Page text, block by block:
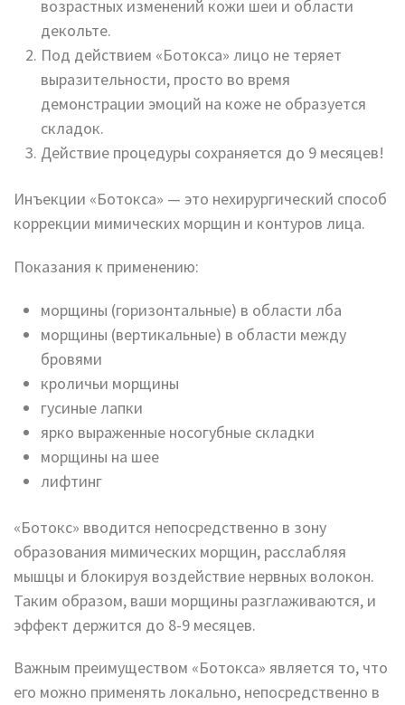
возрастных изменений кожи шеи и области
декольте.
Под действием «Ботокса» лицо не теряет
выразительности, просто во время
демонстрации эмоций на коже не образуется
складок.
Действие процедуры сохраняется до 9 месяцев!
Инъекции «Ботокса» — это нехирургический способ
коррекции мимических морщин и контуров лица.
Показания к применению:
морщины (горизонтальные) в области лба
морщины (вертикальные) в области между
бровями
кроличьи морщины
гусиные лапки
ярко выраженные носогубные складки
морщины на шее
лифтинг
«Ботокс» вводится непосредственно в зону
образования мимических морщин, расслабляя
мышцы и блокируя воздействие нервных волокон.
Таким образом, ваши морщины разглаживаются, и
эффект держится до 8-9 месяцев.
Важным преимуществом «Ботокса» является то, что
его можно применять локально, непосредственно в